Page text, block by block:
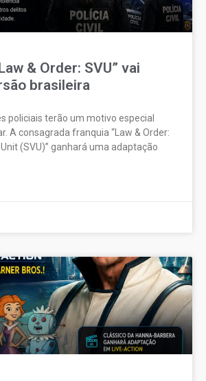
& Order: SVU” vai
brasileira
policiais terão um motivo especial
A consagrada franquia “Law & Order:
(SVU)” ganhará uma adaptação